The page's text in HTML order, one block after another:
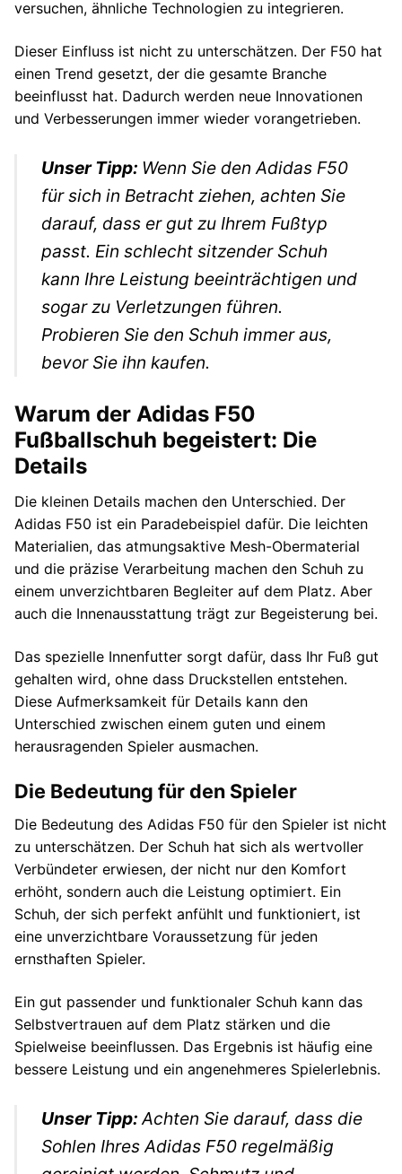
versuchen, ähnliche Technologien zu integrieren.
Dieser Einfluss ist nicht zu unterschätzen. Der F50 hat
einen Trend gesetzt, der die gesamte Branche
beeinflusst hat. Dadurch werden neue Innovationen
und Verbesserungen immer wieder vorangetrieben.
Unser Tipp: Wenn Sie den Adidas F50
für sich in Betracht ziehen, achten Sie
darauf, dass er gut zu Ihrem Fußtyp
passt. Ein schlecht sitzender Schuh
kann Ihre Leistung beeinträchtigen und
sogar zu Verletzungen führen.
Probieren Sie den Schuh immer aus,
bevor Sie ihn kaufen.
Warum der Adidas F50
Fußballschuh begeistert: Die
Details
Die kleinen Details machen den Unterschied. Der
Adidas F50 ist ein Paradebeispiel dafür. Die leichten
Materialien, das atmungsaktive Mesh-Obermaterial
und die präzise Verarbeitung machen den Schuh zu
einem unverzichtbaren Begleiter auf dem Platz. Aber
auch die Innenausstattung trägt zur Begeisterung bei.
Das spezielle Innenfutter sorgt dafür, dass Ihr Fuß gut
gehalten wird, ohne dass Druckstellen entstehen.
Diese Aufmerksamkeit für Details kann den
Unterschied zwischen einem guten und einem
herausragenden Spieler ausmachen.
Die Bedeutung für den Spieler
Die Bedeutung des Adidas F50 für den Spieler ist nicht
zu unterschätzen. Der Schuh hat sich als wertvoller
Verbündeter erwiesen, der nicht nur den Komfort
erhöht, sondern auch die Leistung optimiert. Ein
Schuh, der sich perfekt anfühlt und funktioniert, ist
eine unverzichtbare Voraussetzung für jeden
ernsthaften Spieler.
Ein gut passender und funktionaler Schuh kann das
Selbstvertrauen auf dem Platz stärken und die
Spielweise beeinflussen. Das Ergebnis ist häufig eine
bessere Leistung und ein angenehmeres Spielerlebnis.
Unser Tipp:Achten Sie darauf, dass die
Sohlen Ihres Adidas F50 regelmäßig